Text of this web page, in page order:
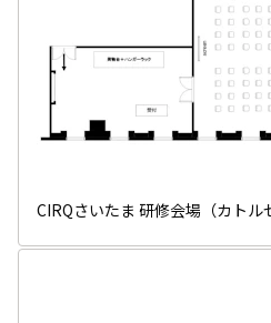
CIRQさいたま 研修会場（カトル